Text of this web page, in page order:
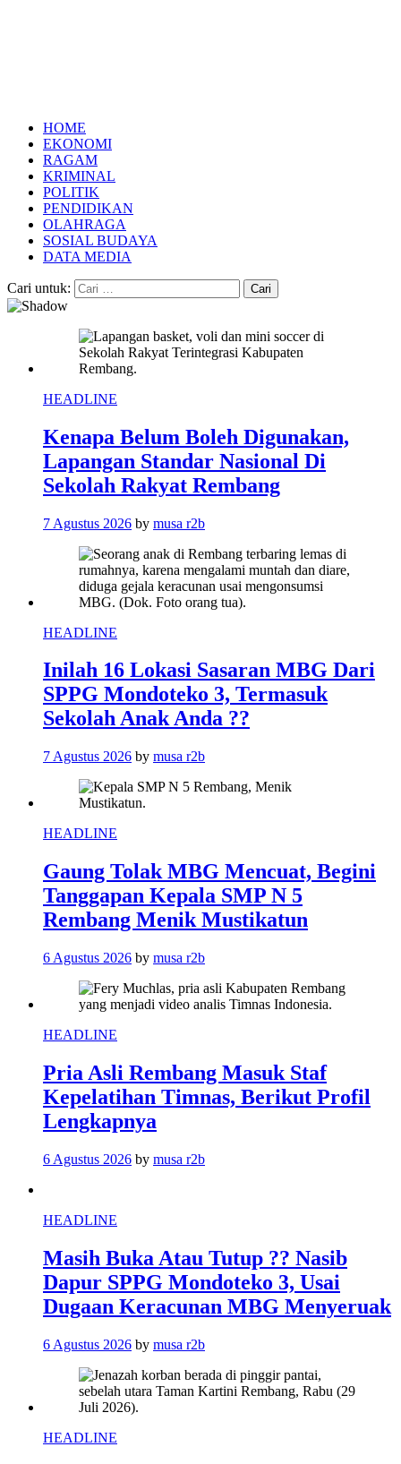
HOME
EKONOMI
RAGAM
KRIMINAL
POLITIK
PENDIDIKAN
OLAHRAGA
SOSIAL BUDAYA
DATA MEDIA
Cari untuk:
HEADLINE
Kenapa Belum Boleh Digunakan,
Lapangan Standar Nasional Di
Sekolah Rakyat Rembang
7 Agustus 2026 by musa r2b
HEADLINE
Inilah 16 Lokasi Sasaran MBG Dari
SPPG Mondoteko 3, Termasuk
Sekolah Anak Anda ??
7 Agustus 2026 by musa r2b
HEADLINE
Gaung Tolak MBG Mencuat, Begini
Tanggapan Kepala SMP N 5
Rembang Menik Mustikatun
6 Agustus 2026 by musa r2b
HEADLINE
Pria Asli Rembang Masuk Staf
Kepelatihan Timnas, Berikut Profil
Lengkapnya
6 Agustus 2026 by musa r2b
HEADLINE
Masih Buka Atau Tutup ?? Nasib
Dapur SPPG Mondoteko 3, Usai
Dugaan Keracunan MBG Menyeruak
6 Agustus 2026 by musa r2b
HEADLINE